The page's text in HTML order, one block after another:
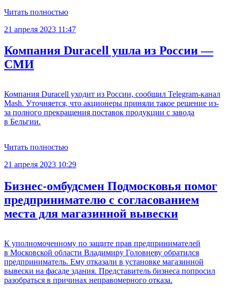
Читать полностью
21 апреля 2023 11:47
Компания Duracell ушла из России —
СМИ
Компания Duracell уходит из России, сообщил Telegram-канал
Mash. Уточняется, что акционеры приняли такое решение из-
за полного прекращения поставок продукции с завода
в Бельгии.
Читать полностью
21 апреля 2023 10:29
Бизнес-омбудсмен Подмосковья помог
предпринимателю с согласованием
места для магазинной вывески
К уполномоченному по защите прав предпринимателей
в Московской области Владимиру Головневу обратился
предприниматель. Ему отказали в установке магазинной
вывески на фасаде здания. Представитель бизнеса попросил
разобраться в причинах неправомерного отказа.